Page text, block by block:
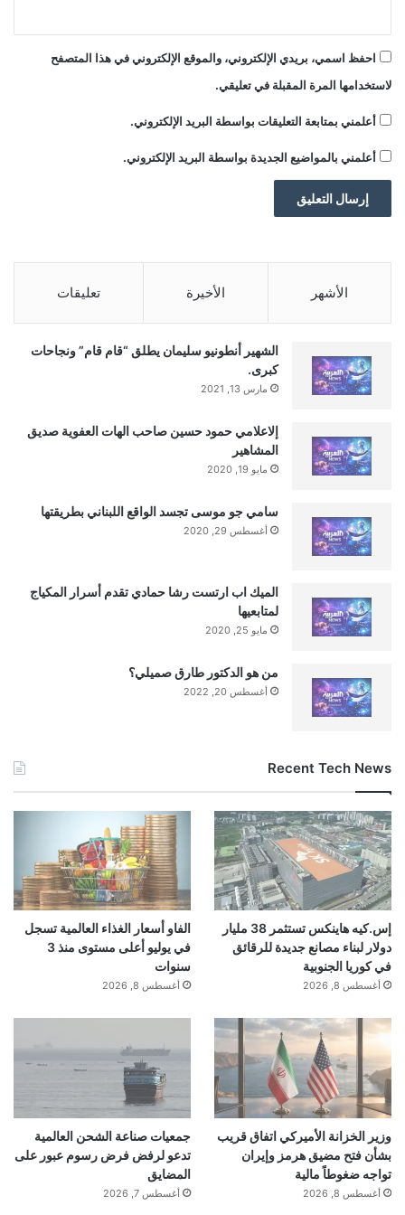
العالم يضع إنفانتينو تحت الضغط
الكاتب: ahmadsh
تنويه من موقعنا
تم جلب هذا المحتوى بشكل آلي من المصدر:
yalebnan.org
رأي موقعنا والمسؤولية الكاملة تقع على عاتق المصدر
الأصلي.
ملاحظة:قد يتم استخدام الترجمة الآلية في بعض الأحيان لتوفير
هذا المحتوى.
al3rabiya.com — فتح باب التوبة تنتهي في غزة.. عملاء
الاحتلال يسلمون أنفسهم
التوبة باب تنتهي غزة فتح
احفظ اسمي، بريدي الإلكتروني، والموقع الإلكتروني في هذا المتصفح
لاستخدامها المرة المقبلة في تعليقي.
أعلمني بمتابعة التعليقات بواسطة البريد الإلكتروني.
أعلمني بالمواضيع الجديدة بواسطة البريد الإلكتروني.
الأشهر الأخيرة تعليقات
الشهير أنطونيو سليمان يطلق “قام قام” ونجاحات
كبرى.
مارس 13, 2021
إلاعلامي حمود حسين صاحب الهات العفوية صديق
المشاهير
مايو 19, 2020
سامي جو موسى تجسد الواقع اللبناني بطريقتها
أغسطس 29, 2020
الميك اب ارتست رشا حمادي تقدم أسرار المكياج
لمتابعيها
مايو 25, 2020
من هو الدكتور طارق صميلي؟
أغسطس 20, 2022
Recent Tech News
إس.كيه هاينكس تستثمر 38 مليار
دولار لبناء مصانع جديدة للرقائق
في كوريا الجنوبية
أغسطس 8, 2026
الفاو أسعار الغذاء العالمية تسجل
في يوليو أعلى مستوى منذ 3
سنوات
أغسطس 8, 2026
وزير الخزانة الأميركي اتفاق قريب
بشأن فتح مضيق هرمز وإيران
تواجه ضغوطاً مالية
أغسطس 8, 2026
جمعيات صناعة الشحن العالمية
تدعو لرفض فرض رسوم عبور على
المضايق
أغسطس 7, 2026